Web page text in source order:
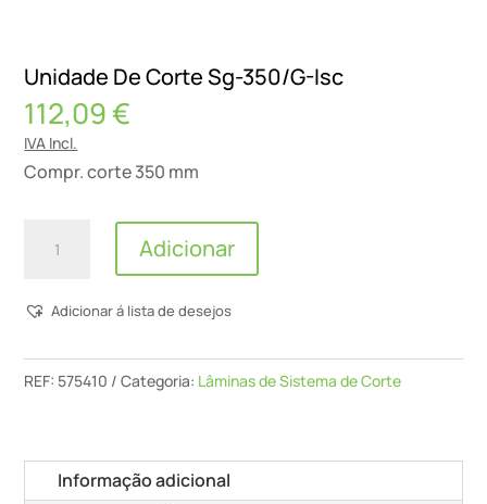
Unidade De Corte Sg-350/G-Isc
112,09€
IVA Incl.
Compr. corte 350 mm
Quantidade
De
Sg-
Adicionar
Adicionar á lista de desejos
REF: 575410 Categoria: Lâminas de Sistema de Corte
Informação adicional